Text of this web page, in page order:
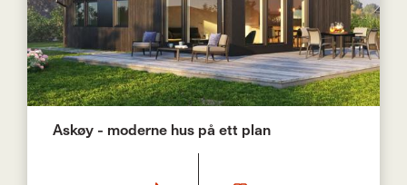
Askøy - moderne hus på ett plan